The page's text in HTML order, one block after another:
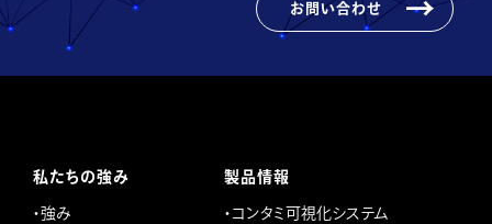
お問い合わせ
私たちの強み
・強み
製品情報
・コンタミ可視化システム